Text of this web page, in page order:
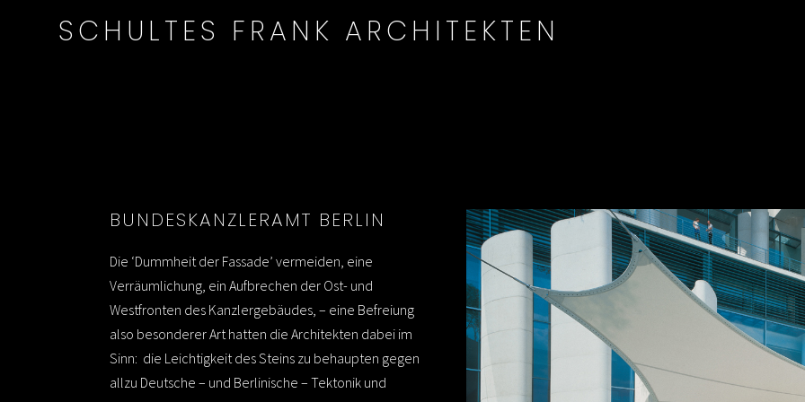
SCHULTES FRANK ARCHITEKTEN
BUNDESKANZLERAMT BERLIN
Die ‘Dummheit der Fassade’ vermeiden, eine
Verräumlichung, ein Aufbrechen der Ost- und
Westfronten des Kanzlergebäudes, – eine Befreiung
also besonderer Art hatten die Architekten dabei im
Sinn: die Leichtigkeit des Steins zu behaupten gegen
allzu Deutsche – und Berlinische – Tektonik und